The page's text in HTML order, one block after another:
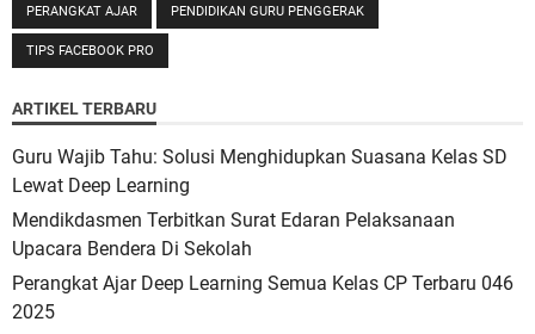
PERANGKAT AJAR PENDIDIKAN GURU PENGGERAK
TIPS FACEBOOK PRO
ARTIKEL TERBARU
Guru Wajib Tahu: Solusi Menghidupkan Suasana Kelas SD
Lewat Deep Learning
Mendikdasmen Terbitkan Surat Edaran Pelaksanaan
Upacara Bendera Di Sekolah
Perangkat Ajar Deep Learning Semua Kelas CP Terbaru 046
2025